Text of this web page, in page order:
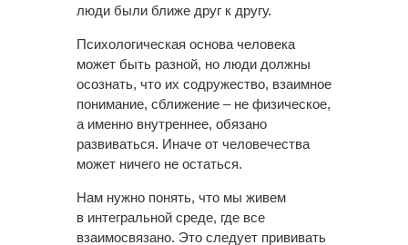
люди были ближе друг к другу.
Психологическая основа человека
может быть разной, но люди должны
осознать, что их содружество, взаимное
понимание, сближение – не физическое,
а именно внутреннее, обязано
развиваться. Иначе от человечества
может ничего не остаться.
Нам нужно понять, что мы живем
в интегральной среде, где все
взаимосвязано. Это следует прививать